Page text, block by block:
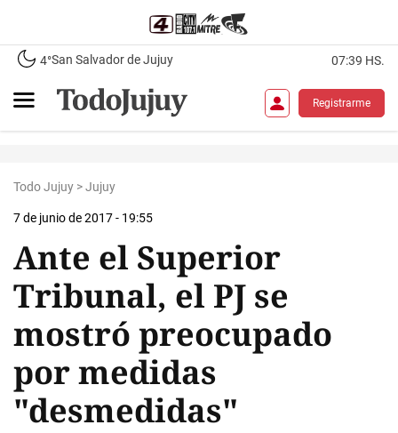
4°San Salvador de Jujuy 07:39 HS.
Registrarme
Todo Jujuy >Jujuy
7 de junio de 2017 - 19:55
Ante el Superior
Tribunal, el PJ se
mostró preocupado
por medidas
"desmedidas"